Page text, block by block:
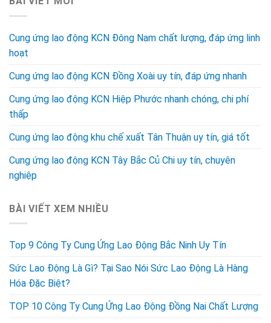
Cung ứng lao động KCN Đông Nam chất lượng, đáp ứng linh
hoạt
Cung ứng lao động KCN Đồng Xoài uy tín, đáp ứng nhanh
Cung ứng lao động KCN Hiệp Phước nhanh chóng, chi phí
thấp
Cung ứng lao động khu chế xuất Tân Thuận uy tín, giá tốt
Cung ứng lao động KCN Tây Bắc Củ Chi uy tín, chuyên
nghiệp
BÀI VIẾT XEM NHIỀU
Top 9 Công Ty Cung Ứng Lao Động Bắc Ninh Uy Tín
Sức Lao Động Là Gì? Tại Sao Nói Sức Lao Động Là Hàng
Hóa Đặc Biệt?
TOP 10 Công Ty Cung Ứng Lao Động Đồng Nai Chất Lượng